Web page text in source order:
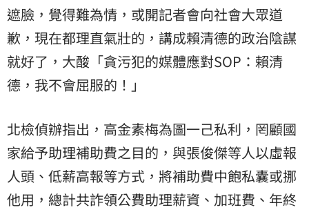
遮臉，覺得難為情，或開記者會向社會大眾道
歉，現在都理直氣壯的，講成賴清德的政治陰謀
就好了，大酸「貪污犯的媒體應對SOP：賴清
德，我不會屈服的！」
北檢偵辦指出，高金素梅為圖一己私利，罔顧國
家給予助理補助費之目的，與張俊傑等人以虛報
人頭、低薪高報等方式，將補助費中飽私囊或挪
他用，總計共詐領公費助理薪資、加班費、年終